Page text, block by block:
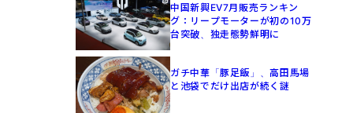
中国新興EV7月販売ランキン
グ：リープモーターが初の10万
台突破、独走態勢鮮明に
ガチ中華「豚足飯」、高田馬場
と池袋でだけ出店が続く謎